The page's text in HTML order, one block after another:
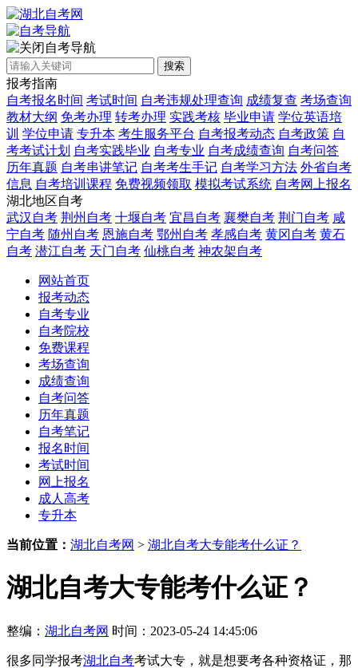
自考导航
搜索
报考指南
自考报名时间 考试时间 自考违规处理查询 成绩复查 考场查询
教材大纲 免考办理 转考办理 实践考核 毕业申请 学位英语培
训 学位申请 专升本 考生服务平台 自考报考动态 自考政策 自
考考试计划 自考实践毕业 自考专业 自考成绩查询 自考问答
历年真题 自考串讲笔记 自考考生手记 自考学习方法 外省自考
信息 自考培训课程 免费视频领取 模拟考试系统 自考网上报名
湖北地区自考
武汉自考 荆州自考 十堰自考 宜昌自考 襄樊自考 荆门自考 咸
宁自考 随州自考 恩施自考 鄂州自考 孝感自考 黄冈自考 黄石
自考 潜江自考 天门自考 仙桃自考 神农架自考
网站首页
报考动态
自考专业
自考院校
免费课程
考场查询
成绩查询
自考问答
历年真题
自考笔记
报名时间
考试时间
网上报名
成人高考
专升本
当前位置： 湖北自考网 > 湖北自考大专能考什么证？
湖北自考大专能考什么证？
整编： 湖北自考网 时间：2023-05-24 14:45:06
很多同学报考湖北自考考试大专，就是想要考各种资格证，那